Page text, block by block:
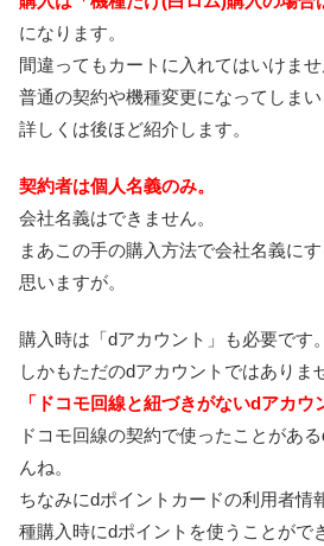
になります。
間違ってもカートに入れてはいけませ
普通の契約や機種変更になってしまい
詳しくは後ほど紹介します。
契約者は個人名義のみ。
会社名義はできません。
まあこの手の購入方法で会社名義に
思いますが。
購入時は「dアカウント」も必要です。
しかもただのdアカウントではありま
「ドコモ回線と紐づきがないdアカウ
ドコモ回線の契約で使ったことがあ
んね。
ちなみにdポイントカードの利用者情
種購入時にdポイントを使うことがで